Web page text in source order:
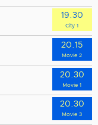
19.30
City 1
20.15
Movie 2
20.30
Movie 1
20.30
Movie 3